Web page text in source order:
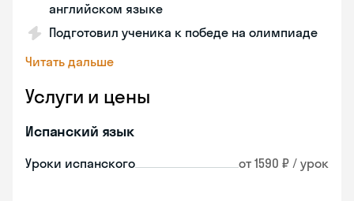
английском языке
Подготовил ученика к победе на олимпиаде
Читать дальше
Услуги и цены
Испанский язык
Уроки испанского от 1590 ₽ / урок